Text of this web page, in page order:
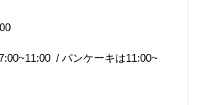
/ パンケーキは11:00~